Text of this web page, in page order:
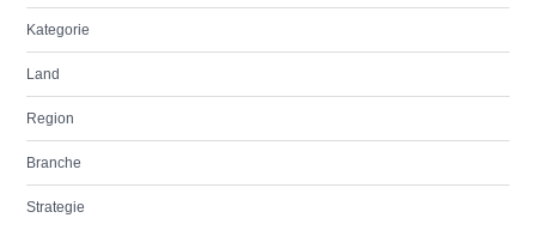
Kategorie
Land
Region
Branche
Strategie